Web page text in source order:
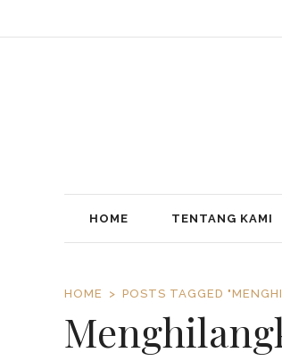
HOME TENTANG KAMI
HOME POSTS TAGGED